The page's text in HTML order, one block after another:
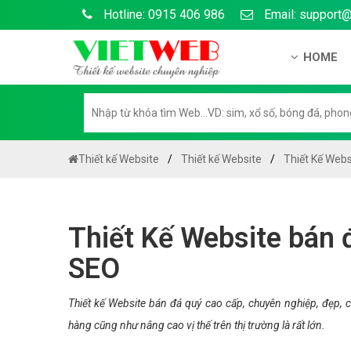
Hotline: 0915 406 986 Email:
HOME
Hướng
Chính
Chính
Thiết kế Website Thiết kế Website Thiết Kế
Thiết Kế Website bán
SEO
Thiết kế Website bán đá quý cao cấp, chuyên nghiệp,
hàng cũng như nâng cao vị thế trên thị trường là rất lớn.